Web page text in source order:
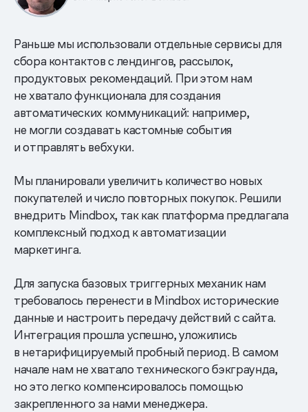
Раньше мы использовали отдельные сервисы для
сбора контактов с лендингов, рассылок,
продуктовых рекомендаций. При этом нам
не хватало функционала для создания
автоматических коммуникаций: например,
не могли создавать кастомные события
и отправлять вебхуки.
Мы планировали увеличить количество новых
покупателей и число повторных покупок. Решили
внедрить Mindbox, так как платформа предлагала
комплексный подход к автоматизации
маркетинга.
Для запуска базовых триггерных механик нам
требовалось перенести в Mindbox исторические
данные и настроить передачу действий с сайта.
Интеграция прошла успешно, уложились
в нетарифицируемый пробный период. В самом
начале нам не хватало технического бэкграунда,
но это легко компенсировалось помощью
закрепленного за нами менеджера.